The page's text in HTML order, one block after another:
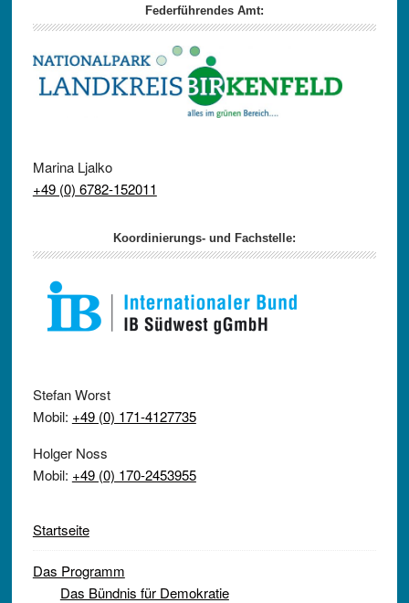
Footer Federführendes Amt:
Marina Ljalko
+49 (0) 6782-152011
Koordinierungs- und Fachstelle:
Stefan Worst
Mobil: +49 (0) 171-4127735
Holger Noss
Mobil: +49 (0) 170-2453955
Startseite
Das Programm
Das Bündnis für Demokratie